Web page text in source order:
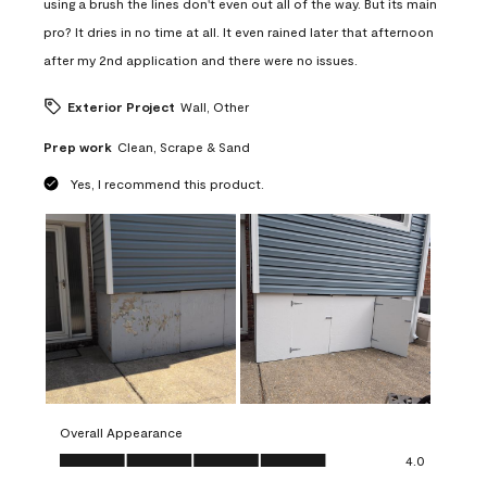
using a brush the lines don't even out all of the way. But its main
pro? It dries in no time at all. It even rained later that afternoon
after my 2nd application and there were no issues.
Exterior Project Wall, Other
Prep work Clean, Scrape & Sand
Yes, I recommend this product.
Overall Appearance
Overall Appearance, 4.0 out of 5
4.0